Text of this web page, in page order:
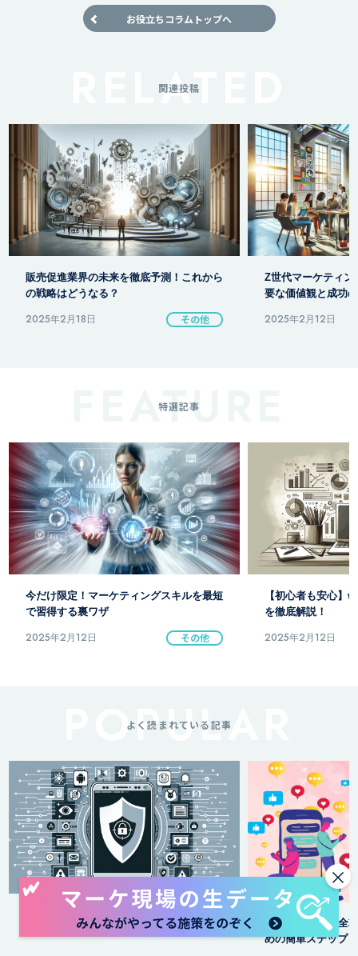
お役立ちコラムトップへ
関連投稿
Z世代マーケティング完全攻略ガイド！重
要な価値観と成功のコツ
2025年2月12日 その他
販売促進の目標を
な手順と注意点を
2025年2月18日
特選記事
【初心者も安心】webマーケティング用語
を徹底解説！
2025年2月12日 その他
リードマーケティ
得のための基本戦
2025年2月12日
よく読まれている記事
SNSのやり方完全攻略！今すぐ始めるた
めの簡単ステップ
【ニコニ広告】徹
と裏ワザ公開
×